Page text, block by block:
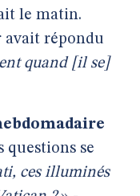
le matin.
avait répondu
quand [il se]
questions se
ces illuminés